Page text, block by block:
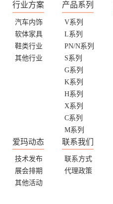
行业方案
汽车内饰
软体家具
鞋类行业
其他行业
产品系列
V系列
L系列
PN/N系列
S系列
G系列
K系列
H系列
X系列
C系列
M系列
爱玛动态
技术发布
展会排期
其他活动
联系我们
联系方式
代理政策